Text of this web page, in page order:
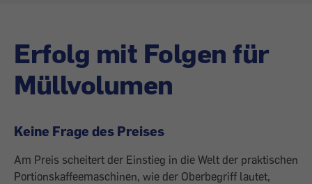
Erfolg mit Folgen für
Müllvolumen
Keine Frage des Preises
Am Preis scheitert der Einstieg in die Welt der praktischen
Portionskaffeemaschinen, wie der Oberbegriff lautet,